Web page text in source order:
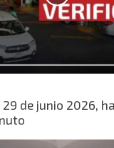
de junio 2026,